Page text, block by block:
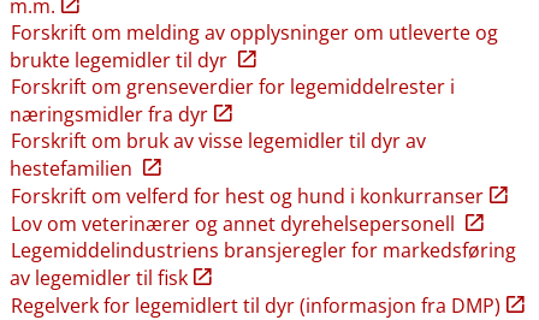
m.m.
Forskrift om melding av opplysninger om utleverte og
brukte legemidler til dyr
Forskrift om grenseverdier for legemiddelrester i
næringsmidler fra dyr
Forskrift om bruk av visse legemidler til dyr av
hestefamilien
Forskrift om velferd for hest og hund i konkurranser
Lov om veterinærer og annet dyrehelsepersonell
Legemiddelindustriens bransjeregler for markedsføring
av legemidler til fisk
Regelverk for legemidlert til dyr (informasjon fra DMP)